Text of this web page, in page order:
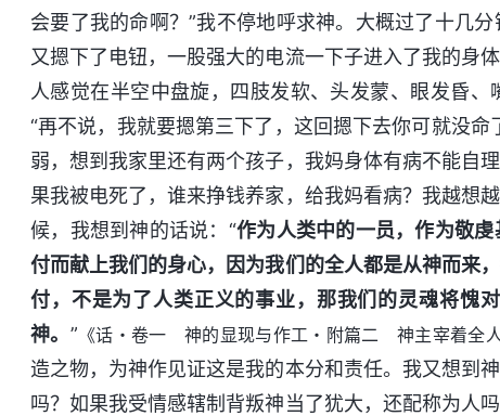
会要了我的命啊？”我不停地呼求神。大概过了十几
又摁下了电钮，一股强大的电流一下子进入了我的身
人感觉在半空中盘旋，四肢发软、头发蒙、眼发昏
“再不说，我就要摁第三下了，这回摁下去你可就没
弱，想到我家里还有两个孩子，我妈身体有病不能自
果我被电死了，谁来挣钱养家，给我妈看病？我越想
候，我想到神的话说：“作为人类中的一员，作为敬
付而献上我们的身心，因为我们的全人都是从神而来
付，不是为了人类正义的事业，那我们的灵魂将愧
神。 ” 《话・卷一 神的显现与作工・附篇二 神主宰着全人
造之物，为神作见证这是我的本分和责任。我又想到
吗？如果我受情感辖制背叛神当了犹大，还配称为人